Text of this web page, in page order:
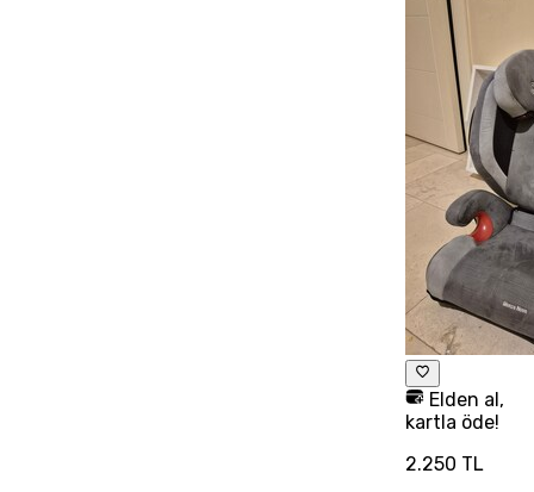
Elden al,
kartla öde!
2.250 TL